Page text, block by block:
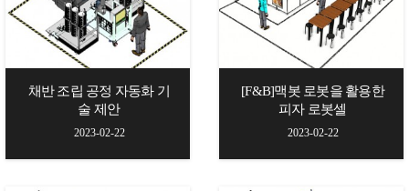
채반 조립 공정 자동화 기
술 제안
2023-02-22
[F&B]맥봇 로봇을 활용한
피자 로봇셀
2023-02-22